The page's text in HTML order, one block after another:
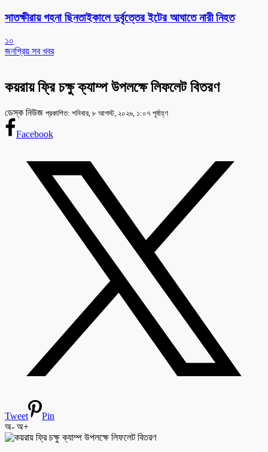
সাতক্ষীরায় গহনা ছিনতাইকালে দুর্বৃত্তের ইটের আঘাতে নারী নিহত
১০
জনপ্রিয় সব খবর
কয়রায় ফ্রি চক্ষু ক্যাম্প উপলক্ষে লিফলেট বিতরণ
ডেস্ক নিউজ প্রকাশিত: শনিবার, ৮ আগস্ট, ২০২৬, ১:০৭ পূর্বাহ্ণ
Facebook
Tweet
Pin
অ- অ+